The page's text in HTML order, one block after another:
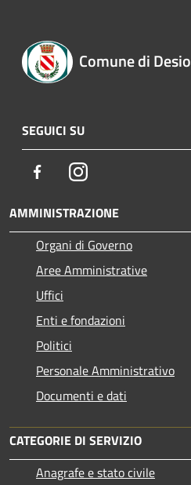
Comune di Desio
SEGUICI SU
FacebookInstagram
AMMINISTRAZIONE
Organi di Governo
Aree Amministrative
Uffici
Enti e fondazioni
Politici
Personale Amministrativo
Documenti e dati
CATEGORIE DI SERVIZIO
Anagrafe e stato civile